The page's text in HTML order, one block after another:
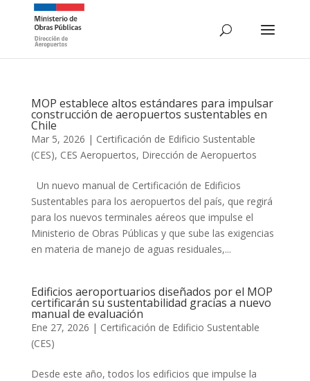
MOP establece altos estándares para impulsar
construcción de aeropuertos sustentables en
Chile
Mar 5, 2026 | Certificación de Edificio Sustentable
(CES), CES Aeropuertos, Dirección de Aeropuertos
Un nuevo manual de Certificación de Edificios
Sustentables para los aeropuertos del país, que regirá
para los nuevos terminales aéreos que impulse el
Ministerio de Obras Públicas y que sube las exigencias
en materia de manejo de aguas residuales,...
Edificios aeroportuarios diseñados por el MOP
certificarán su sustentabilidad gracias a nuevo
manual de evaluación
Ene 27, 2026 | Certificación de Edificio Sustentable
(CES)
Desde este año, todos los edificios que impulse la